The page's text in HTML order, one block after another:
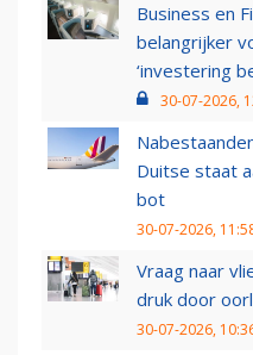
Business en
belangrijker
‘investering
30-07-2026,
Duitse staat
bot
30-07-2026,
Vraag naar
druk door
30-07-2026,